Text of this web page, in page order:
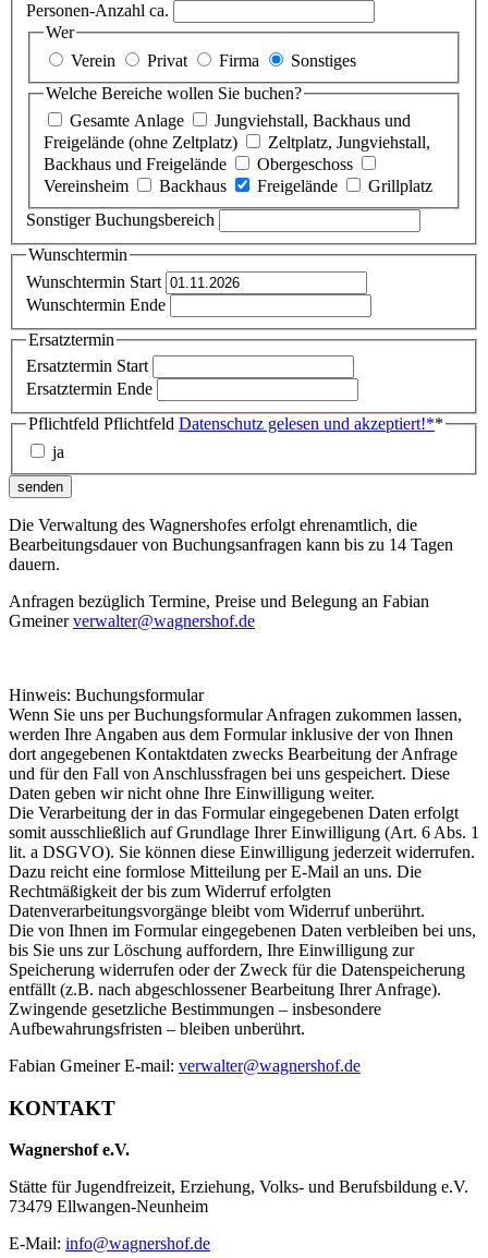
Personen-Anzahl ca.
Wer
Verein
Privat Firma
Sonstiges
Welche Bereiche wollen Sie buchen?
Gesamte Anlage
Jungviehstall, Backhaus und
Freigelände (ohne Zeltplatz)
Zeltplatz, Jungviehstall,
Backhaus und Freigelände
Obergeschoss
Vereinsheim
Backhaus Freigelände
Grillplatz
Sonstiger Buchungsbereich
Wunschtermin
Wunschtermin Start
Wunschtermin Ende
Ersatztermin
Ersatztermin Start
Ersatztermin Ende
Pflichtfeld Pflichtfeld Datenschutz gelesen und akzeptiert!**
ja
senden
Die Verwaltung des Wagnershofes erfolgt ehrenamtlich, die
Bearbeitungsdauer von Buchungsanfragen kann bis zu 14 Tagen
dauern.
Anfragen bezüglich Termine, Preise und Belegung an Fabian
Gmeinerverwalter@wagnershof.de
Hinweis: Buchungsformular
Wenn Sie uns per Buchungsformular Anfragen zukommen lassen,
werden Ihre Angaben aus dem Formular inklusive der von Ihnen
dort angegebenen Kontaktdaten zwecks Bearbeitung der Anfrage
und für den Fall von Anschlussfragen bei uns gespeichert. Diese
Daten geben wir nicht ohne Ihre Einwilligung weiter.
Die Verarbeitung der in das Formular eingegebenen Daten erfolgt
somit ausschließlich auf Grundlage Ihrer Einwilligung (Art. 6 Abs. 1
lit. a DSGVO). Sie können diese Einwilligung jederzeit widerrufen.
Dazu reicht eine formlose Mitteilung per E-Mail an uns. Die
Rechtmäßigkeit der bis zum Widerruf erfolgten
Datenverarbeitungsvorgänge bleibt vom Widerruf unberührt.
Die von Ihnen im Formular eingegebenen Daten verbleiben bei uns,
bis Sie uns zur Löschung auffordern, Ihre Einwilligung zur
Speicherung widerrufen oder der Zweck für die Datenspeicherung
entfällt (z.B. nach abgeschlossener Bearbeitung Ihrer Anfrage).
Zwingende gesetzliche Bestimmungen – insbesondere
Aufbewahrungsfristen – bleiben unberührt.
Fabian Gmeiner E-mail: verwalter@wagnershof.de
KONTAKT
Wagnershof e.V.
Stätte für Jugendfreizeit, Erziehung, Volks- und Berufsbildung e.V.
73479 Ellwangen-Neunheim
E-Mail: info@wagnershof.de